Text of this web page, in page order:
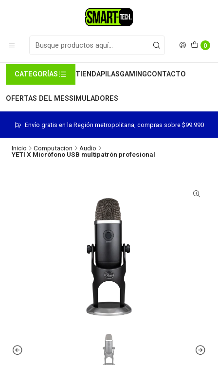
0
CATEGORÍAS TIENDAPILASGAMINGCONTACTO
OFERTAS DEL MESSIMULADORES
Envío gratis en la Región metropolitana, compras sobre $99.990
Inicio Computacion
Audio
YETI X Micrófono USB multipatrón profesional